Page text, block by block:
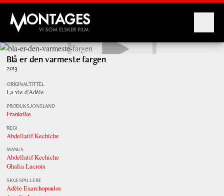
Montages
Blå er den varmeste fargen
2013
ORIGINALTITTEL
La vie d'Adèle
PRODUKSJONSLAND
Frankrike
REGI
Abdellatif Kechiche
MANUS
Abdellatif Kechiche
Ghalia Lacroix
SKUESPILLERE
Adèle Exarchopoulos